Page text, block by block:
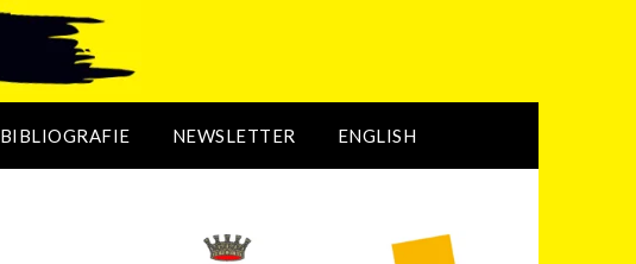
BIBLIOGRAFIE NEWSLETTER ENGLISH